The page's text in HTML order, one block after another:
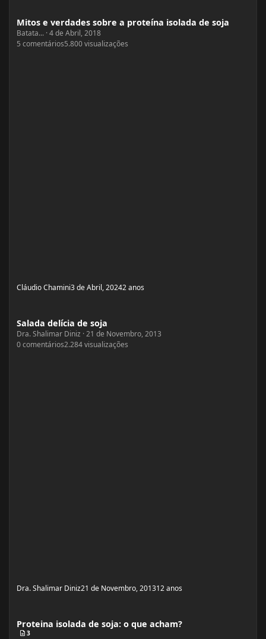
Mitos e verdades sobre a proteína isolada de soja
Batata... ·4 de Abril, 2018
5 comentários5.800visualizações
Cláudio Chamini3 de Abril, 20242 anos
Salada delícia de soja
Dra. Shalimar Diniz ·21 de Novembro, 2013
0comentários2.284visualizações
Dra. Shalimar Diniz21 de Novembro, 201312 anos
Proteina isolada de soja: o que acham?
3